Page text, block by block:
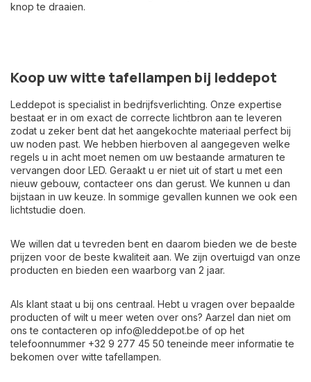
knop te draaien.
Koop uw witte tafellampen bij leddepot
Leddepot is specialist in bedrijfsverlichting. Onze expertise
bestaat er in om exact de correcte lichtbron aan te leveren
zodat u zeker bent dat het aangekochte materiaal perfect bij
uw noden past. We hebben hierboven al aangegeven welke
regels u in acht moet nemen om uw bestaande armaturen te
vervangen door LED. Geraakt u er niet uit of start u met een
nieuw gebouw, contacteer ons dan gerust. We kunnen u dan
bijstaan in uw keuze. In sommige gevallen kunnen we ook een
lichtstudie doen.
We willen dat u tevreden bent en daarom bieden we de beste
prijzen voor de beste kwaliteit aan. We zijn overtuigd van onze
producten en bieden een waarborg van 2 jaar.
Als klant staat u bij ons centraal. Hebt u vragen over bepaalde
producten of wilt u meer weten over ons? Aarzel dan niet om
ons te contacteren op info@leddepot.be of op het
telefoonnummer +32 9 277 45 50 teneinde meer informatie te
bekomen over witte tafellampen.